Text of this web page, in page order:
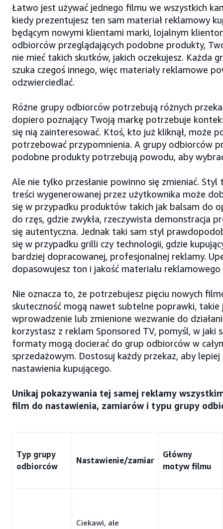
Łatwo jest używać jednego filmu we wszystkich
kiedy prezentujesz ten sam materiał reklamowy
będącym nowymi klientami marki, lojalnym
odbiorców przeglądających podobne produkty,
nie mieć takich skutków, jakich oczekujesz. Każda
szuka czegoś innego, więc materiały reklamowe
odzwierciedlać.
Różne grupy odbiorców potrzebują różnych
dopiero poznający Twoją markę potrzebuje
się nią zainteresować. Ktoś, kto już kliknął, może
potrzebować przypomnienia. A grupy odbiorców
podobne produkty potrzebują powodu, aby
Ale nie tylko przesłanie powinno się zmieniać. Styl
treści wygenerowanej przez użytkownika może
się w przypadku produktów takich jak balsam do
do rzęs, gdzie zwykła, rzeczywista demonstracja
się autentyczna. Jednak taki sam styl
się w przypadku grilli czy technologii, gdzie
bardziej dopracowanej, profesjonalnej reklamy.
dopasowujesz ton i jakość materiału
Nie oznacza to, że potrzebujesz pięciu nowych
skuteczność mogą nawet subtelne poprawki, takie
wprowadzenie lub zmienione wezwanie do
korzystasz z reklam Sponsored TV, pomyśl, w jaki
formaty mogą docierać do grup odbiorców w
sprzedażowym. Dostosuj każdy przekaz, aby lepiej
nastawienia kupującego.
Unikaj pokazywania tej samej reklamy
film do nastawienia, zamiarów i typu grupy
Typ grupy
odbiorców
Nastawienie/zamiar
Główny
motyw filmu
Ciekawi, ale